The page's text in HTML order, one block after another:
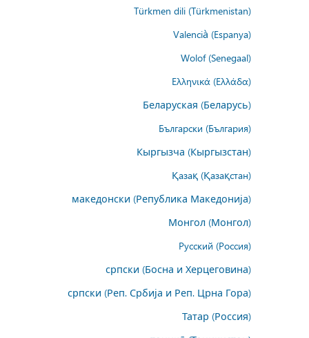
Türkmen dili (Türkmenistan)
Valencià (Espanya)
Wolof (Senegaal)
Ελληνικά (Ελλάδα)
Беларуская (Беларусь)
Български (България)
Кыргызча (Кыргызстан)
Қазақ (Қазақстан)
македонски (Република Македонија)
Монгол (Монгол)
Русский (Россия)
српски (Босна и Херцеговина)
српски (Реп. Србија и Реп. Црна Гора)
Татар (Россия)